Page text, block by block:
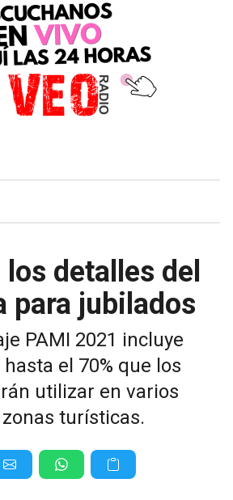
detalles del
para jubilados
PAMI 2021 incluye
el 70% que los
utilizar en varios
turísticas.